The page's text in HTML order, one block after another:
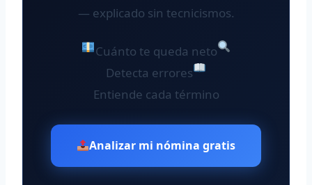
— explicado sin tecnicismos.
Cuánto te queda neto
Detecta errores
Entiende cada término
Analizar mi nómina gratis